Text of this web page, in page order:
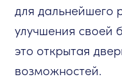
для дальнейшего
улучшения своей
это открытая
возможностей.